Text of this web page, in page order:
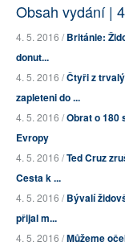
Obsah vydání |
4. 5. 2016 /Británie:
donut...
4. 5. 2016 /Čtyři z
zapleteni do ...
4. 5. 2016 /Obrat o 180
Evropy
4. 5. 2016 /Ted Cruz
Cesta k ...
4. 5. 2016 /Bývalí
přijal m...
4. 5. 2016 /Můžeme